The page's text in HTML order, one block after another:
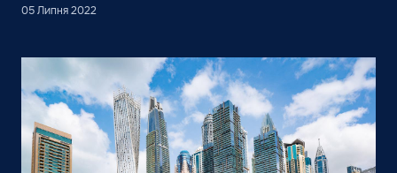
05 Липня 2022